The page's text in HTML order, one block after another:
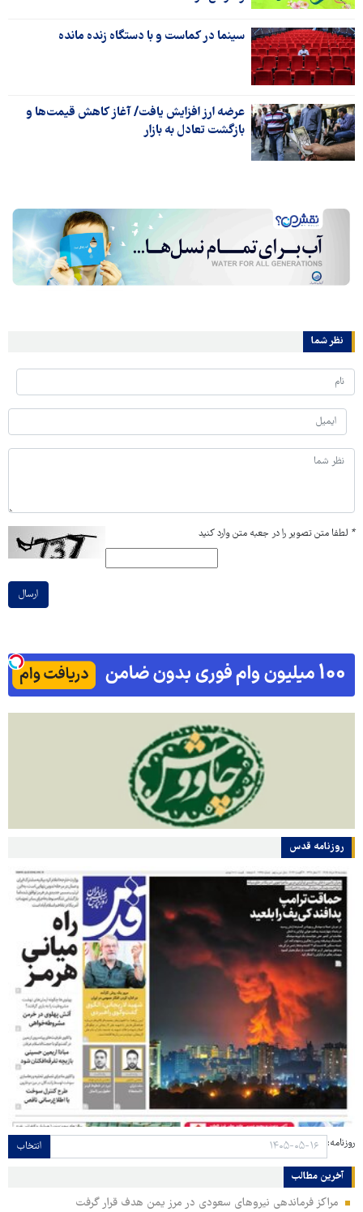
سینما در کماست و با دستگاه زنده مانده
عرضه ارز افزایش یافت/ آغاز کاهش قیمت‌ها و
بازگشت تعادل به بازار
نظر شما
* لطفا متن تصویر را در جعبه متن وارد کنید
ارسال
روزنامه قدس
روزنامه: انتخاب
آخرین مطالب
مراکز فرماندهی نیروهای سعودی در مرز یمن هدف قرار گرفت